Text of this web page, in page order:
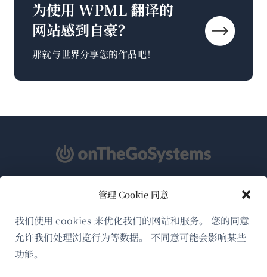
管理 Cookie 同意
我们使用 cookies 来优化我们的网站和服务。 您的同意
允许我们处理浏览行为等数据。 不同意可能会影响某些
功能。
为使用 WPML 翻译的
网站感到自豪？
那就与世界分享您的作品吧！
关于WPML
GDPR与隐私政策
加入我们的团队（在